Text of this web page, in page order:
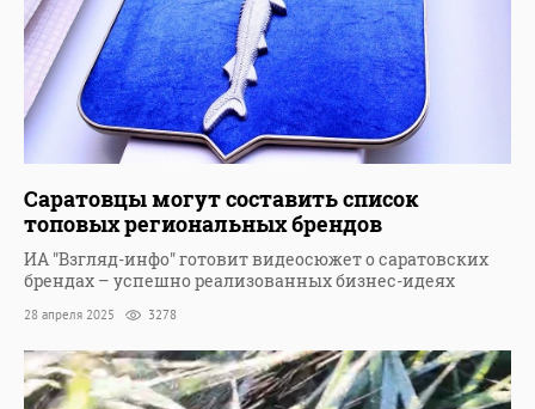
Саратовцы могут составить список
топовых региональных брендов
ИА "Взгляд-инфо" готовит видеосюжет о саратовских
брендах – успешно реализованных бизнес-идеях
28 апреля 2025 3278